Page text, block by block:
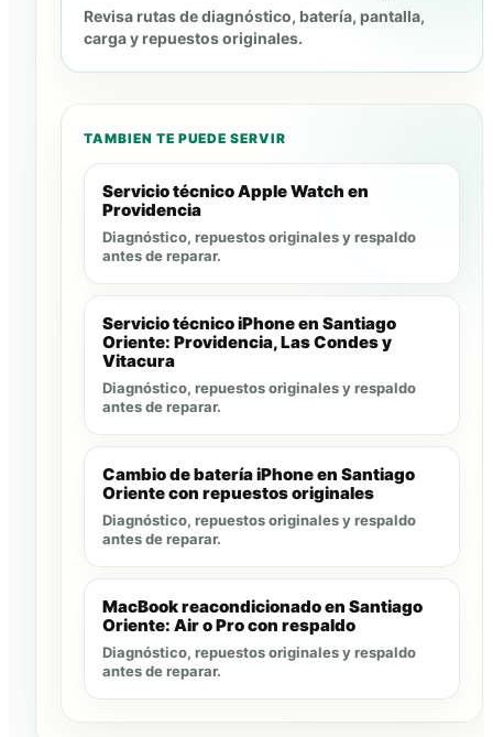
Revisa rutas de diagnóstico, batería, pantalla,
carga y repuestos originales.
TAMBIEN TE PUEDE SERVIR
Servicio técnico Apple Watch en
Providencia
Diagnóstico, repuestos originales y respaldo
antes de reparar.
Servicio técnico iPhone en Santiago
Oriente: Providencia, Las Condes y
Vitacura
Diagnóstico, repuestos originales y respaldo
antes de reparar.
Cambio de batería iPhone en Santiago
Oriente con repuestos originales
Diagnóstico, repuestos originales y respaldo
antes de reparar.
MacBook reacondicionado en Santiago
Oriente: Air o Pro con respaldo
Diagnóstico, repuestos originales y respaldo
antes de reparar.